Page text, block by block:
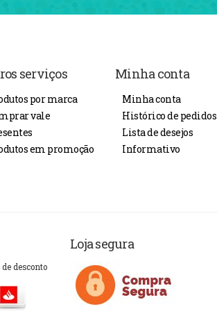
serviços
por marca
vale
em promoção
Minha conta
Minha conta
Histórico de pedidos
Lista de desejos
Informativo
de desconto
Loja segura